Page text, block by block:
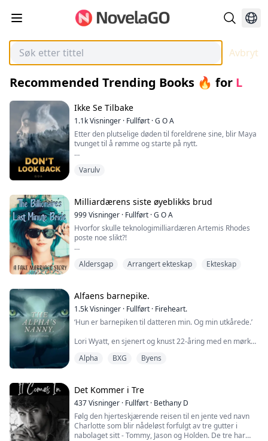
Avbryt
Recommended Trending Books 🔥 for L
Ikke Se Tilbake
1.1kVisninger · Fullført ·G O A
Etter den plutselige døden til foreldrene sine, blir Maya
tvunget til å rømme og starte på nytt.
foreldrene hennes fortsatt var etter henne, forlater hun
Uten venner eller familie igjen, prøver hun sitt beste for
å blande seg inn som et menneske, men...
Varulv
Milliardærens siste øyeblikks brud
999Visninger · Fullført ·G O A
Hvorfor skulle teknologimilliardæren Artemis Rhodes
poste noe slikt?!
enn noen få timer. Likevel har denne jenta blitt et
Skjermen på telefonen er liten, men jeg ser flere bilder
av meg blinke på skjermen. Dette kan ikke skje!
Aldersgap Arrangert ekteskap Ekteskap
Alfaens barnepike.
1.5kVisninger · Fullført · Fireheart.
‘Hun er barnepiken til datteren min. Og min utkårede.’
Lori Wyatt, en sjenert og knust 22-åring med en mørk
være barnepike for en nyfødt som mistet moren sin
Gabriel Caine er Alfaen i den anerkjente Månetann-
flokken og administrerende direktør i Caine Inc. En
fukt...
Alpha BXG Byens
Det Kommer i Tre
437Visninger · Fullført · Bethany D
Følg den hjerteskjærende reisen til en jente ved navn
Charlotte som blir nådeløst forfulgt av tre gutter i
nabolaget sitt - Tommy, Jason og Holden. De tre har